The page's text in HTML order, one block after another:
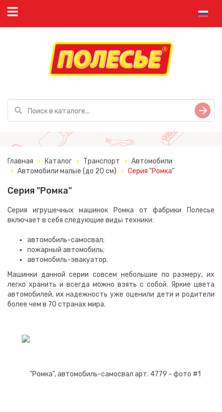
Главная Каталог Транспорт
Автомобили
Автомобили малые (до 20 см)
Серия "Ромка"
Серия "Ромка"
Серия игрушечных машинок Ромка от фабрики Полесье
включает в себя следующие виды техники:
автомобиль-самосвал;
пожарный автомобиль;
автомобиль-эвакуатор.
Машинки данной серии совсем небольшие по размеру, их
легко хранить и всегда можно взять с собой. Яркие цвета
автомобилей, их надежность уже оценили дети и родители
более чем в 70 странах мира.